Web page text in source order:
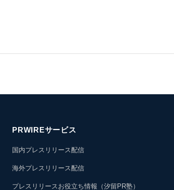
PRWIREサービス
国内プレスリリース配信
海外プレスリリース配信
プレスリリースお役立ち情報（汐留PR塾）